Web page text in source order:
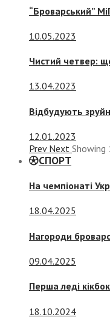
“Броварський”
10.05.2023
Чистий четвер:
13.04.2023
Відбудують
12.01.2023
Prev Next Showing
СПОРТ
На чемпіонаті
18.04.2025
Нагороди
09.04.2025
Перша леді
18.10.2024